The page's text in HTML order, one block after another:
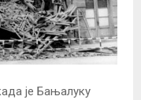
је Бањалуку